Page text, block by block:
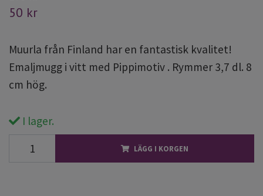
50 kr
Muurla från Finland har en fantastisk kvalitet!
Emaljmugg i vitt med Pippimotiv . Rymmer 3,7 dl. 8
cm hög.
I lager.
LÄGG I KORGEN